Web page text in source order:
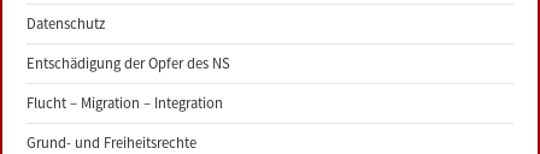
Datenschutz
Entschädigung der Opfer des NS
Flucht – Migration – Integration
Grund- und Freiheitsrechte